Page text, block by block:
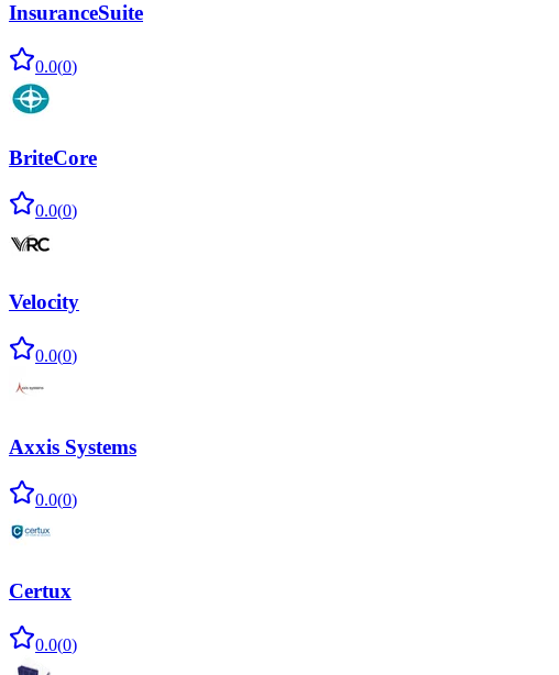
InsuranceSuite
0.0(0)
BriteCore
0.0(0)
Velocity
0.0(0)
Axxis Systems
0.0(0)
Certux
0.0(0)